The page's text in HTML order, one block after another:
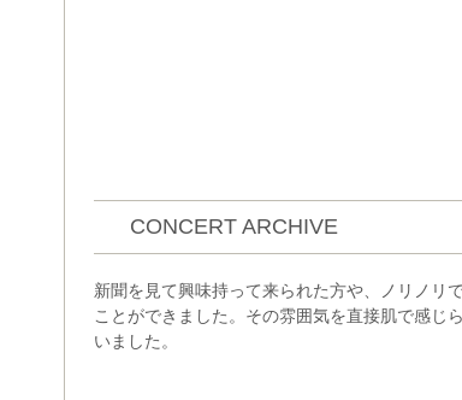
CONCERT ARCHIVE
新聞を見て興味持って来られた方や、ノリノリ
ことができました。その雰囲気を直接肌で感じ
いました。